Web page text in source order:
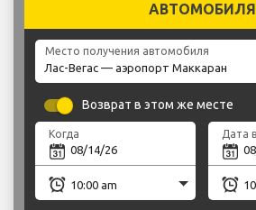
АВТОМОБИЛЯ
Место получения автомобиля
Возврат в этом же месте
Когда